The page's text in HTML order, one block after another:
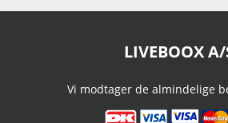
LIVEBOOX A/
Vi modtager de almindelige